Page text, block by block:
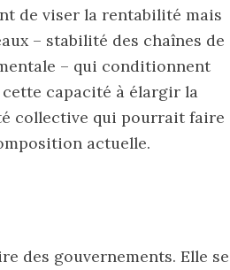
de viser la rentabilité mais
– stabilité des chaînes de
– qui conditionnent
capacité à élargir la
collective qui pourrait faire
actuelle.
des gouvernements. Elle se